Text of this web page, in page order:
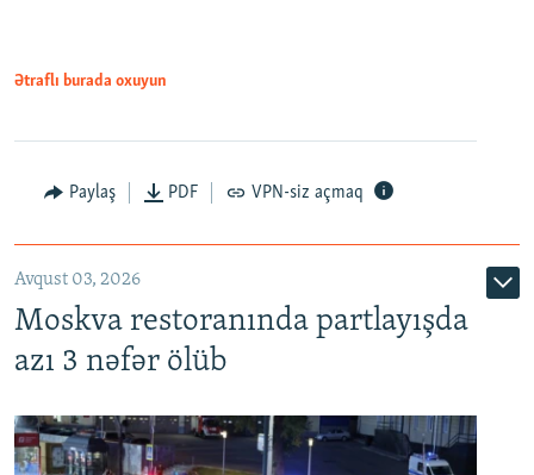
Ətraflı burada oxuyun
Paylaş PDF VPN-siz açmaq
Avqust 03, 2026
Moskva restoranında partlayışda
azı 3 nəfər ölüb